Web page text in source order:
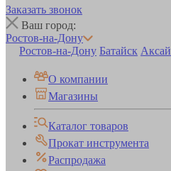
Заказать звонок
Ваш город:
Ростов-на-Дону
Ростов-на-Дону Батайск Аксай
О компании
Магазины
Каталог товаров
Прокат инструмента
Распродажа